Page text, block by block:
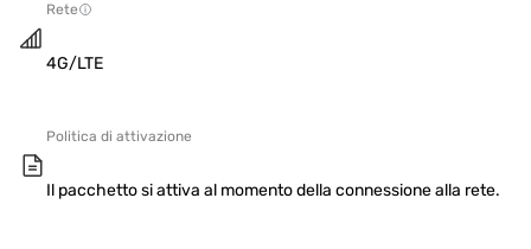
Rete
4G/LTE
Politica di attivazione
Il pacchetto si attiva al momento della connessione alla rete.